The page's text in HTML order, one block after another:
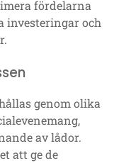
fördelarna
investeringar och
genom olika
av lådor.
att ge de